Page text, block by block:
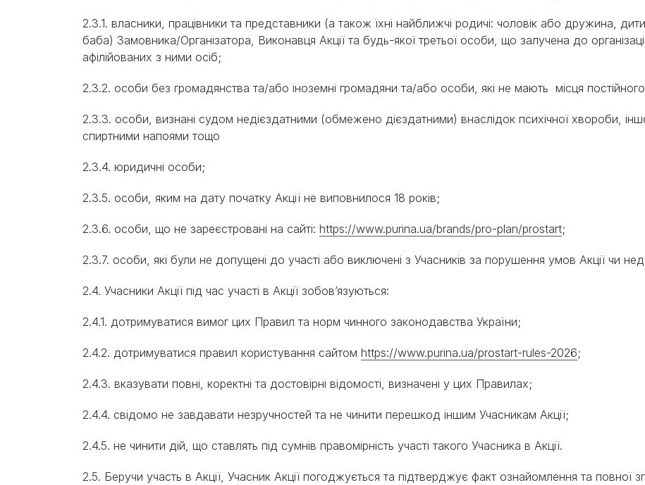
2.3.1. власники, працівники та представники (а також їхні найближчі родичі: чоловік або дружина,
баба) Замовника/Організатора, Виконавця Акції та будь-якої третьої особи, що залучена до
афілійованих з ними осіб;
2.3.2. особи без громадянства та/або іноземні громадяни та/або особи, які не мають місця
2.3.3. особи, визнані судом недієздатними (обмежено дієздатними) внаслідок психічної хвороби,
спиртними напоями тощо
2.3.4. юридичні особи;
2.3.5. особи, яким на дату початку Акції не виповнилося 18 років;
2.3.6. особи, що не зареєстровані на сайті: https://www.purina.ua/brands/pro-plan/prostart;
2.3.7. особи, які були не допущені до участі або виключені з Учасників за порушення умов Акції чи
2.4. Учасники Акції під час участі в Акції зобов’язуються:
2.4.1. дотримуватися вимог цих Правил та норм чинного законодавства України;
2.4.2. дотримуватися правил користування сайтом https://www.purina.ua/prostart-rules-2026;
2.4.3. вказувати повні, коректні та достовірні відомості, визначені у цих Правилах;
2.4.4. свідомо не завдавати незручностей та не чинити перешкод іншим Учасникам Акції;
2.4.5. не чинити дій, що ставлять під сумнів правомірність участі такого Учасника в Акції.
2.5. Беручи участь в Акції, Учасник Акції погоджується та підтверджує факт ознайомлення та повної